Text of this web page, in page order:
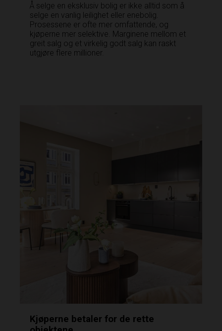
Å selge en eksklusiv bolig er ikke alltid som å
selge en vanlig leilighet eller enebolig.
Prosessene er ofte mer omfattende, og
kjøperne mer selektive. Marginene mellom et
greit salg og et virkelig godt salg kan raskt
utgjøre flere millioner.
Kjøperne betaler for de rette